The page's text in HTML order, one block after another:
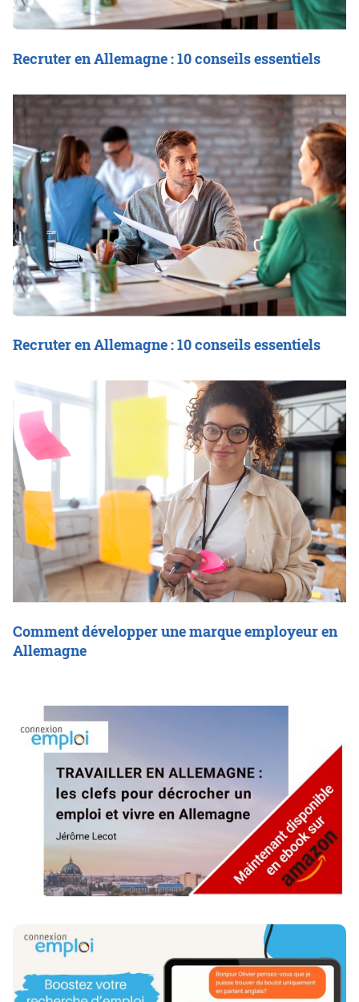
Recruter en Allemagne : 10 conseils essentiels
Recruter en Allemagne : 10 conseils essentiels
Comment développer une marque employeur en
Allemagne